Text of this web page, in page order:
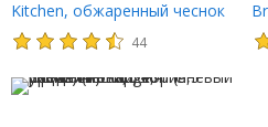
Kitchen, обжаренный чеснок
адобо, 161 г (5,7 унции)
44